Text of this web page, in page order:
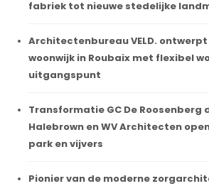
fabriek tot nieuwe stedelijke
Architectenbureau VELD.
woonwijk in Roubaix met flexibel
uitgangspunt
Transformatie GC De Roosenberg
Halebrown en WV Architecten
park en vijvers
Pionier van de moderne